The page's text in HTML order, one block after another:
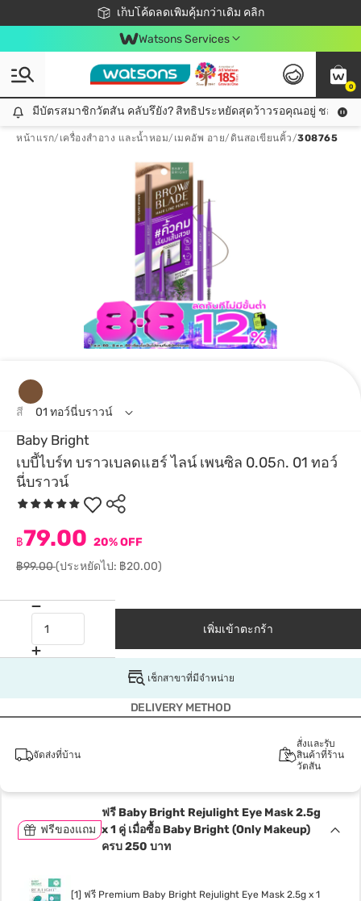
เก็บโค้ดลดเพิ่มคุ้มกว่าเดิม คลิก
ชอปออนไลน์ครั้งแรก ลดเพิ่มจุก ๆ 10%! 🎉
📦ส่งฟรี! เมื่อชอป 499฿
สมาชิกวัตสัน คลับดียังไง?
Watsons Services
0
มีบัตรสมาชิกวัตสัน คลับรึยัง? สิทธิประหยัดสุดว้าวรอคุณอยู่ ชอปคุ้มกว่าเดิม คลิก!
มีบัตรสมาชิกวัตสัน คลับรึยัง? สิทธิประหยัดสุดว้าวรอคุณอยู่ ชอปคุ้มก
หน้าแรก/ เครื่องสำอาง และน้ำหอม/ เมคอัพ อาย/ ดินสอเขียนคิ้ว/308765
Baby Bright
เบบี้ไบร์ท บราวเบลดแฮร์ ไลน์ เพนซิล 0.05ก. 01 ทอว์
นี่บราวน์
฿79.00 20% OFF
฿99.00(ประหยัดไป: ฿20.00)
สี 01 ทอว์นี่บราวน์
เพิ่มเข้าตะกร้า
เช็กสาขาที่มีจำหน่าย
DELIVERY METHOD
จัดส่งที่บ้าน
สั่งและรับ
สินค้าที่ร้าน
วัตสัน
ฟรีของแถม
ฟรี Baby Bright Rejulight Eye Mask 2.5g
x 1 คู่ เมื่อซื้อ Baby Bright (Only Makeup)
ครบ 250 บาท
[1] ฟรี Premium Baby Bright Rejulight Eye Mask 2.5g x 1